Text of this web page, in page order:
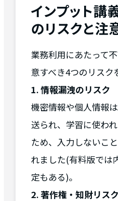
インプット講
のリスクと注
業務利用にあたって
意すべき4つのリスク
1. 情報漏洩のリスク
機密情報や個人情報
送られ、学習に使わ
ため、入力しないこ
れました(有料版では
定もある)。
2. 著作権・知財リスク